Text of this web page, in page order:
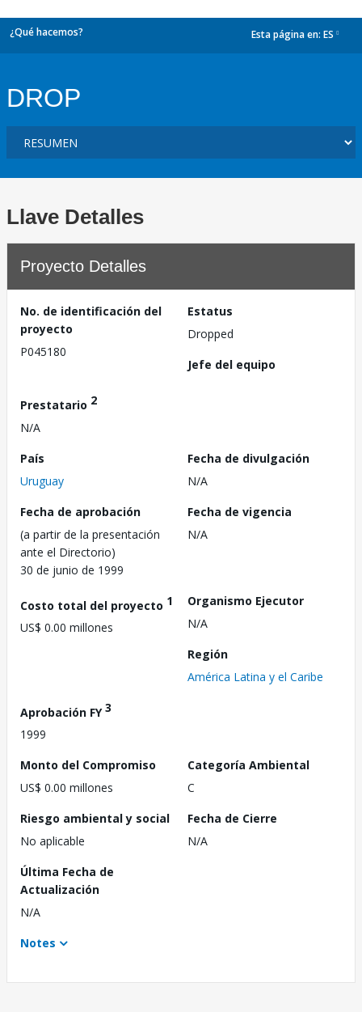
¿Qué hacemos? Esta página en: ES
DROP
Llave Detalles
Proyecto Detalles
No. de identificación del
proyecto
P045180
Estatus
Dropped
Jefe del equipo
Prestatario 2
N/A
País
Uruguay
Fecha de divulgación
N/A
Fecha de aprobación
(a partir de la presentación
ante el Directorio)
30 de junio de 1999
Fecha de vigencia
N/A
Costo total del proyecto 1
US$ 0.00 millones
Organismo Ejecutor
N/A
Región
América Latina y el Caribe
Aprobación FY3
1999
Monto del Compromiso
US$ 0.00 millones
Categoría Ambiental
C
Riesgo ambiental y social
No aplicable
Fecha de Cierre
N/A
Última Fecha de
Actualización
N/A
Notes